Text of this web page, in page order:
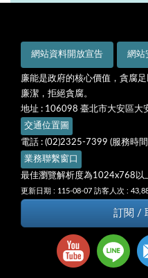
網站資料開放宣告 網站
廉能是政府的核心價值，貪腐
廉潔，拒絕貪腐。
地址 : 106098 臺北市大安區大
交通位置圖
電話 : (02)2325-7399 (服務時
業務聯繫窗口
最佳瀏覽解析度為1024x768以
更新日期 : 115-08-07 訪客人次 :
訂閱 /